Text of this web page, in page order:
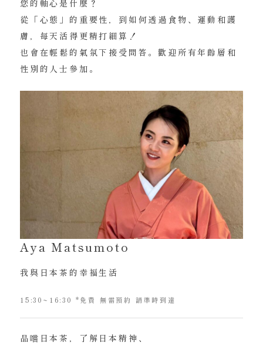
您的軸心是什麼？
從「心態」的重要性，到如何透過食物、運動和護
膚，每天活得更精打細算！
也會在輕鬆的氣氛下接受問答。歡迎所有年齡層和
性別的人士參加。
Aya Matsumoto
我與日本茶的幸福生活
15:30~16:30 *免費 無需預約 請準時到達
品嚐日本茶，了解日本精神、